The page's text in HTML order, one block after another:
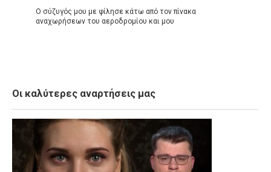
Ο σύζυγός μου με φίλησε κάτω από τον πίνακα
αναχωρήσεων του αεροδρομίου και μου
Οι καλύτερες αναρτήσεις μας